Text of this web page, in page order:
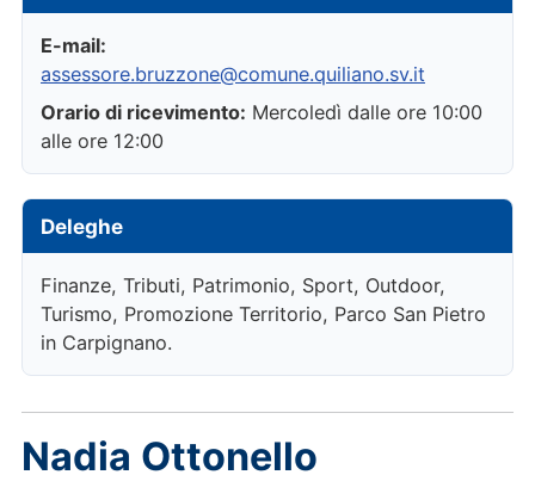
E-mail:
assessore.bruzzone@comune.quiliano.sv.it
Orario di ricevimento: Mercoledì dalle ore 10:00
alle ore 12:00
Deleghe
Finanze, Tributi, Patrimonio, Sport, Outdoor,
Turismo, Promozione Territorio, Parco San Pietro
in Carpignano.
Nadia Ottonello